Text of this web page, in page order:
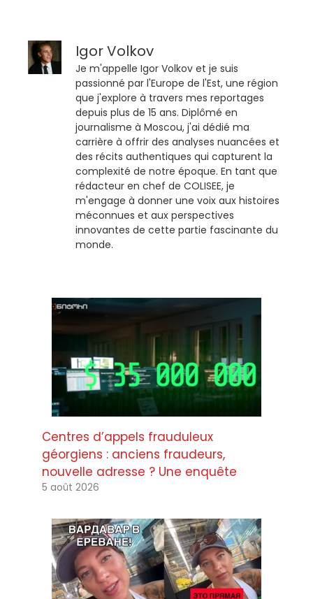
Igor Volkov
Je m'appelle Igor Volkov et je suis
passionné par l'Europe de l'Est, une région
que j'explore à travers mes reportages
depuis plus de 15 ans. Diplômé en
journalisme à Moscou, j'ai dédié ma
carrière à offrir des analyses nuancées et
des récits authentiques qui capturent la
complexité de notre époque. En tant que
rédacteur en chef de COLISEE, je
m'engage à donner une voix aux histoires
méconnues et aux perspectives
innovantes de cette partie fascinante du
monde.
Centres d’appels frauduleux
géorgiens : anciens fraudeurs,
nouvelle adresse ? Une enquête
5 août 2026